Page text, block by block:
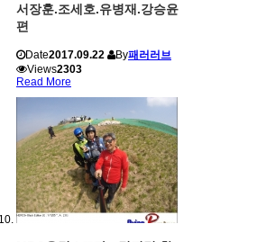
서장훈.조세호.유병재.강승윤
편
Date2017.09.22 By패러러브
Views2303
Read More